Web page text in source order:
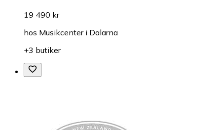
19 490 kr
hos Musikcenter i Dalarna
+3 butiker